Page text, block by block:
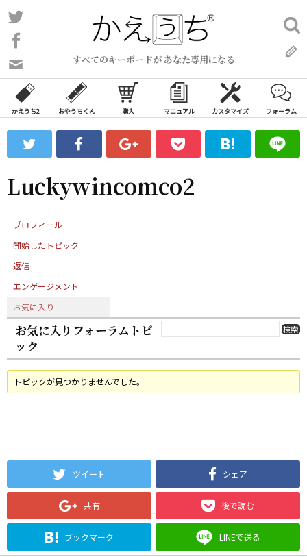
コ
ン
ン
ツ
ス
ッ
プ
すべてのキーボードが あなた専用になる
い
合
わ
フ
ォ
ム
検
索:
かえうち2 おやうちくん 購入 マニュアル カスタマイズ フォーラム
Luckywincomco2
プロフィール
開始したトピック
返信
エンゲージメント
お気に入り
お気に入りフォーラムトピ
ック
トピックが見つかりませんでした。
ツイート シェア
共有 後で読む
ブックマーク LINEで送る